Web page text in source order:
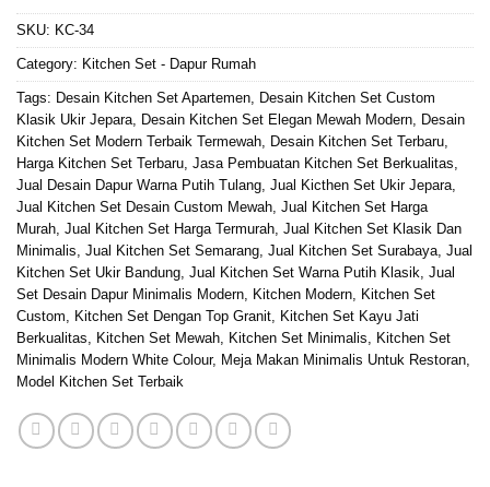
SKU: KC-34
Category: Kitchen Set - Dapur Rumah
Tags: Desain Kitchen Set Apartemen
Desain Kitchen Set Custom
Klasik Ukir Jepara
Desain Kitchen Set Elegan Mewah Modern
Desain
Kitchen Set Modern Terbaik Termewah
Desain Kitchen Set Terbaru
Harga Kitchen Set Terbaru Jasa Pembuatan Kitchen Set Berkualitas
Jual Desain Dapur Warna Putih Tulang Jual Kicthen Set Ukir Jepara
Jual Kitchen Set Desain Custom Mewah Jual Kitchen Set Harga
Murah Jual Kitchen Set Harga Termurah Jual Kitchen Set Klasik Dan
Minimalis Jual Kitchen Set Semarang Jual Kitchen Set Surabaya Jual
Kitchen Set Ukir Bandung Jual Kitchen Set Warna Putih Klasik Jual
Set Desain Dapur Minimalis Modern
Kitchen Modern
Kitchen Set
Custom
Kitchen Set Dengan Top Granit
Kitchen Set Kayu Jati
Berkualitas
Kitchen Set Mewah Kitchen Set Minimalis
Kitchen Set
Minimalis Modern White Colour, Meja Makan Minimalis Untuk Restoran
Model Kitchen Set Terbaik